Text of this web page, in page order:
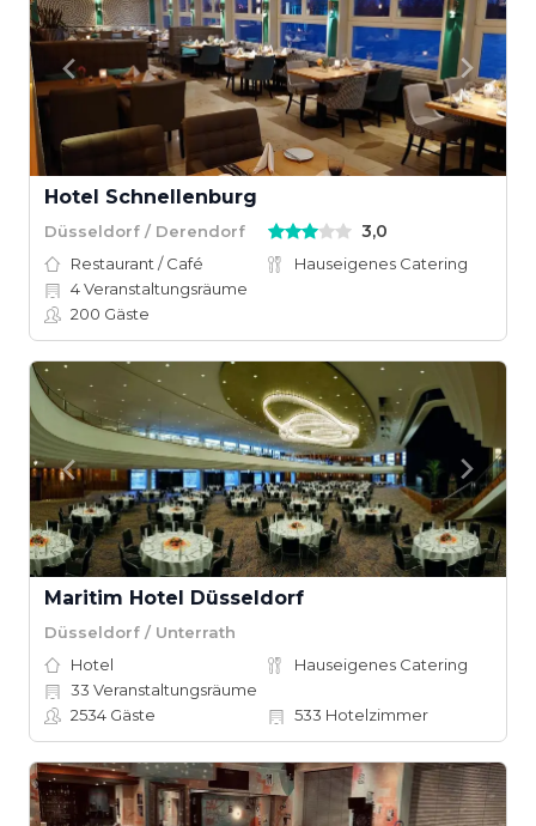
Hotel Schnellenburg
Düsseldorf / Derendorf 3,0
Restaurant / Café
Hauseigenes Catering
4Veranstaltungsräume
200 Gäste
Maritim Hotel Düsseldorf
Düsseldorf / Unterrath
Hotel
Hauseigenes Catering
33 Veranstaltungsräume
2534 Gäste 533 Hotelzimmer